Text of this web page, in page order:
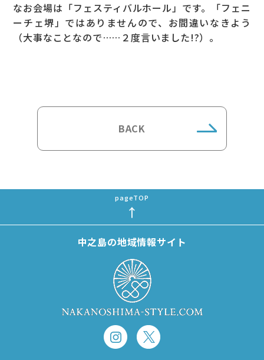
なお会場は「フェスティバルホール」です。「フェニ
ーチェ堺」ではありませんので、お間違いなきよう
（大事なことなので……２度言いました!?）。
BACK
中之島の地域情報サイト